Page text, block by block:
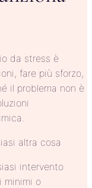
da stress è
fare più sforzo,
il problema non è
altra cosa
intervento
minimi o